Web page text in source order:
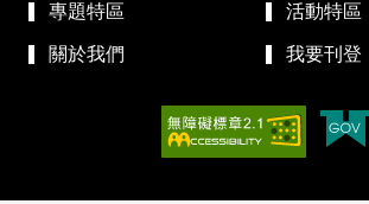
專題特區 活動特區
關於我們 我要刊登